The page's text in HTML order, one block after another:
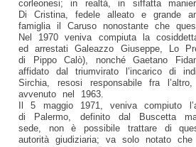
corleonesi; in realtà, in siffatta
Di Cristina, fedele alleato e grande
famiglia il Caruso nonostante che
Nel 1970 veniva compiuta la
ed arrestati Galeazzo Giuseppe, Lo
di Pippo Calò), nonché Gaetano
affidato dal triumvirato l’incarico di
Sirchia, resosi responsabile fra
avvenuto nel 1963.
Il 5 maggio 1971, veniva compiuto
di Palermo, definito dal Buscetta
sede, non è possibile trattare di
autorità giudiziaria; va solo notato